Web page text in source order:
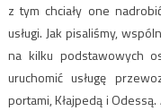
z tym chciały one
usługi. Jak pisaliśmy,
na kilku podstawowych
uruchomić usługę
portami, Kłajpedą i